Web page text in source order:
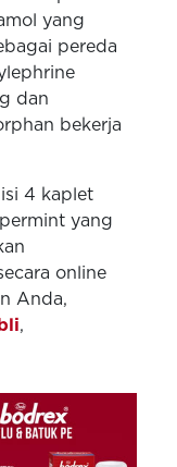
yang
pereda
dan
bekerja
4 kaplet
yang
online
Anda,
,